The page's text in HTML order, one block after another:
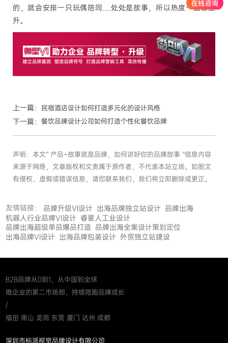
的，就会安排一只玩偶陪同 ....处处是故事，所以热度一直在上
升。
上一篇： 民宿酒店设计如何打造多元化的设计风格
下一篇： 餐饮品牌设计公司如何打造个性化餐饮品牌
声明：本文“ 产品+故事就是品牌，如何讲好你的品牌故事 ”信息内容
来源于网络，文章版权和文责属于原作者，不代表本站立场。如图文
有侵权、虚假或错误信息，请您联系我们，我们将立即删除或更正。
友情链接： 品牌升级VI设计 出海品牌独立站设计 品牌出海
机器人行业品牌VI设计 睿星人工业设计
品牌出海超级单品爆品打造 品牌出海全案设计策划定位
出海品牌VI设计 出海品牌包装设计 外贸独立站建设
B2B品牌从0到1，从中国到全球
做企业的第二市场部，持续陪跑品牌成长
/
福田 南山 龙岗 东莞 厦门 达州 成都
深圳市标派视觉品牌设计有限公司